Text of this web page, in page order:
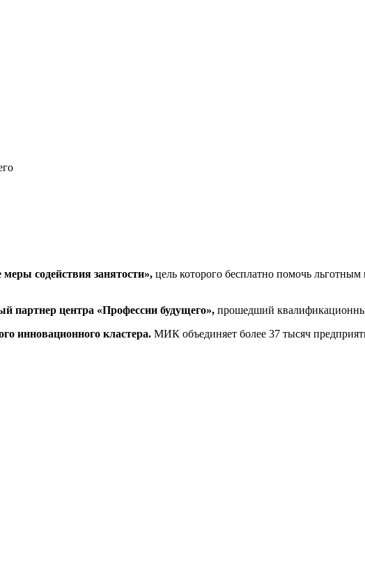
содействия занятости», цель которого бесплатно помочь
центра «Профессии будущего», прошедший
инновационного кластера. МИК объединяет более 37 тысяч